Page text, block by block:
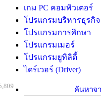
เกม PC คอมพิวเตอร์
โปรแกรมบริหารธุรกิจ
โปรแกรมการศึกษา
โปรแกรมเมอร์
โปรแกรมยูทิลิตี้
ไดร์เวอร์ (Driver)
ค้นหาจ